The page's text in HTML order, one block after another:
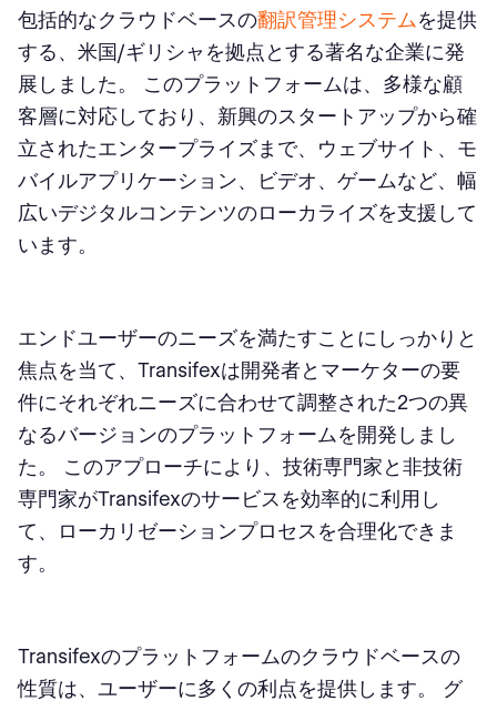
包括的なクラウドベースの翻訳管理システムを提供
する、米国/ギリシャを拠点とする著名な企業に発
展しました。 このプラットフォームは、多様な顧
客層に対応しており、新興のスタートアップから確
立されたエンタープライズまで、ウェブサイト、モ
バイルアプリケーション、ビデオ、ゲームなど、幅
広いデジタルコンテンツのローカライズを支援して
います。
エンドユーザーのニーズを満たすことにしっかりと
焦点を当て、Transifexは開発者とマーケターの要
件にそれぞれニーズに合わせて調整された2つの異
なるバージョンのプラットフォームを開発しまし
た。 このアプローチにより、技術専門家と非技術
専門家がTransifexのサービスを効率的に利用し
て、ローカリゼーションプロセスを合理化できま
す。
Transifexのプラットフォームのクラウドベースの
性質は、ユーザーに多くの利点を提供します。 グ